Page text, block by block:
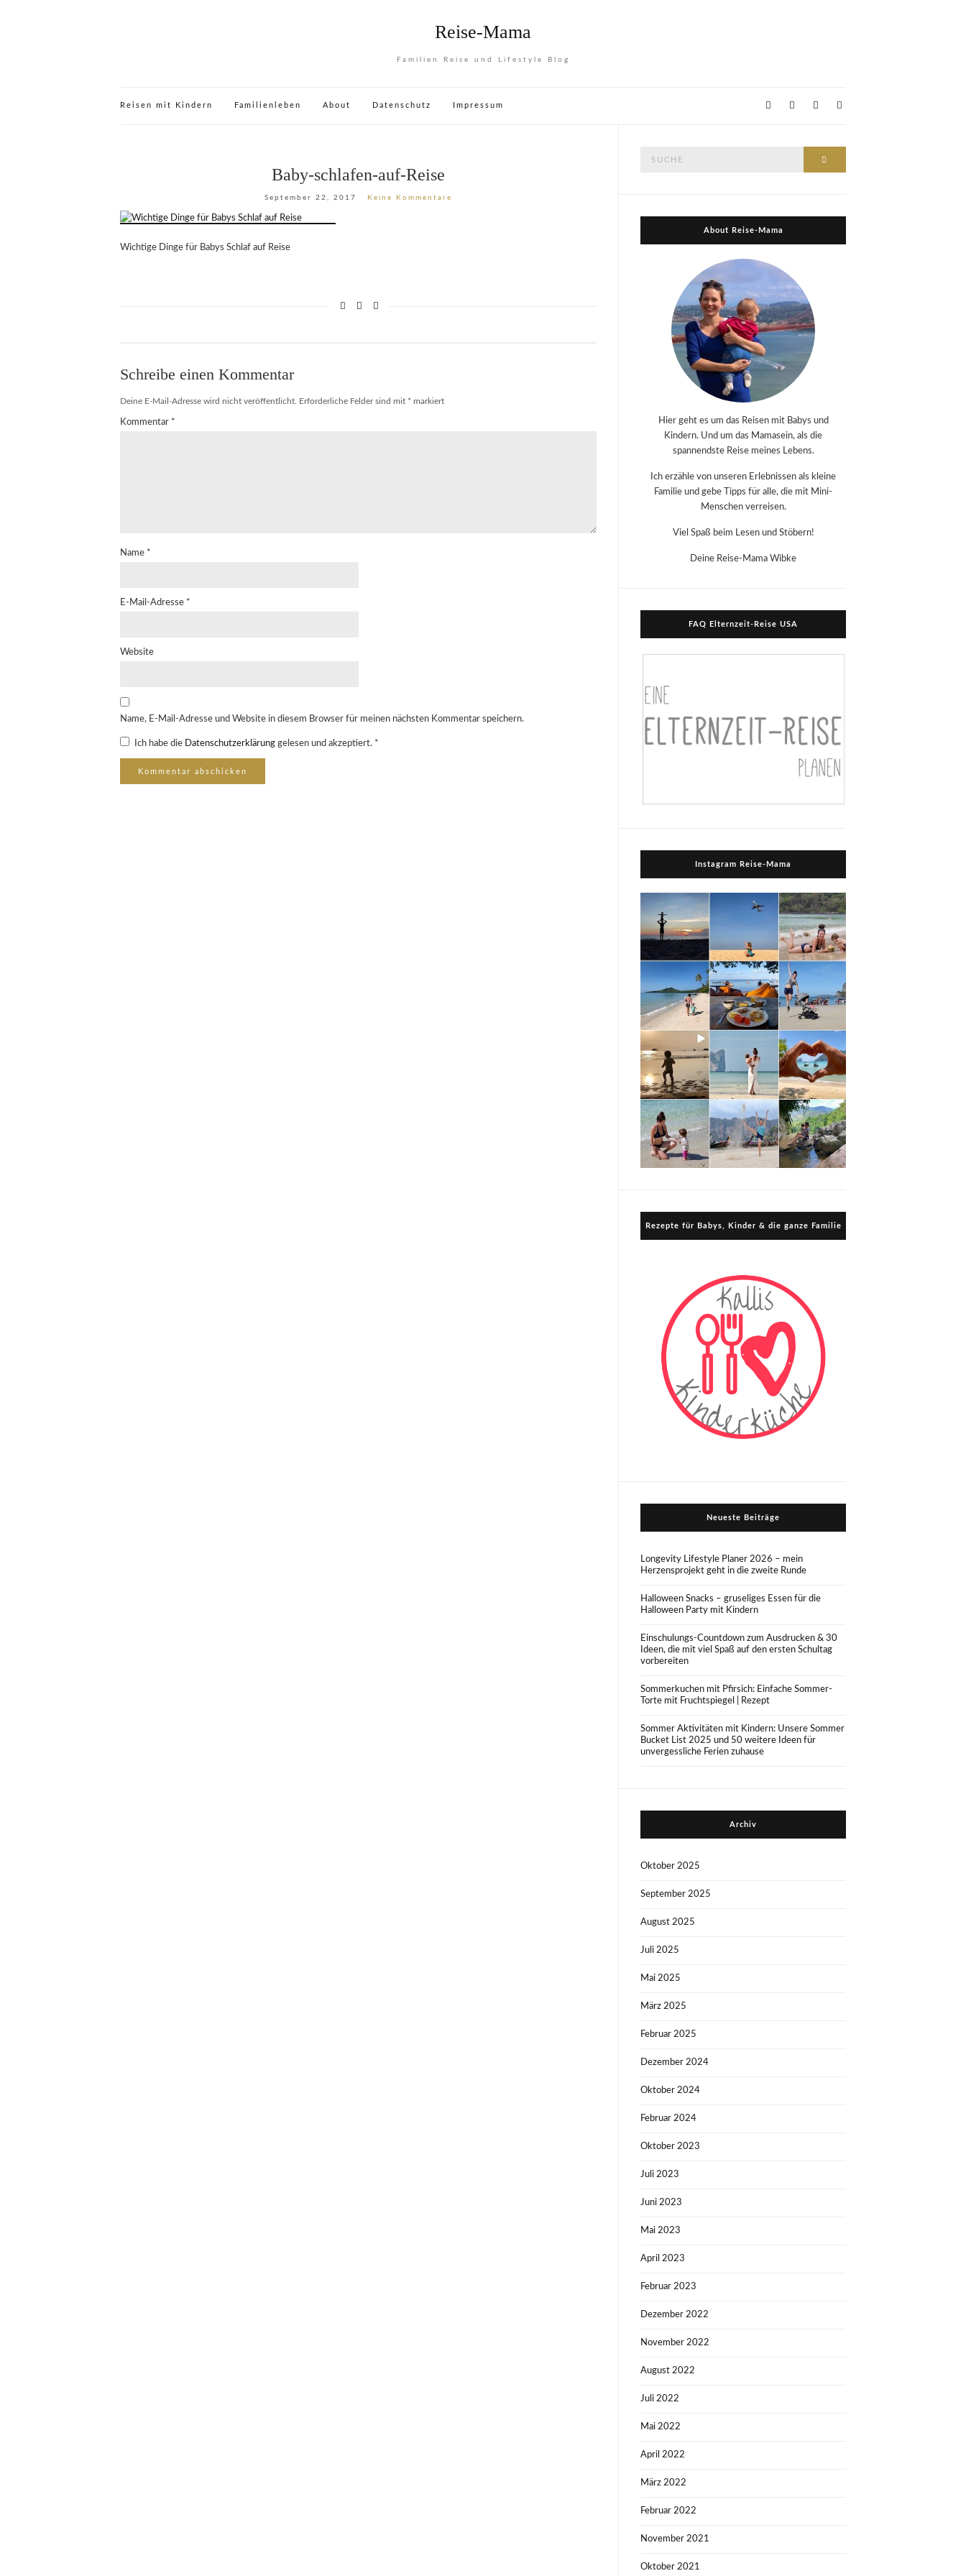
Reise-Mama
Familien Reise und Lifestyle Blog
Reisen mit Kindern Familienleben About Datenschutz Impressum
Baby-schlafen-auf-Reise
September 22, 2017 Keine Kommentare
Wichtige Dinge für Babys Schlaf auf Reise
Schreibe einen Kommentar
Deine E-Mail-Adresse wird nicht veröffentlicht. Erforderliche Felder sind mit * markiert
Kommentar *
Name *
E-Mail-Adresse *
Website
Name, E-Mail-Adresse und Website in diesem Browser für meinen nächsten Kommentar speichern.
Ich habe die Datenschutzerklärung gelesen und akzeptiert. *
About Reise-Mama
Hier geht es um das Reisen mit Babys und
Kindern. Und um das Mamasein, als die
spannendste Reise meines Lebens.
Ich erzähle von unseren Erlebnissen als kleine
Familie und gebe Tipps für alle, die mit Mini-
Menschen verreisen.
Viel Spaß beim Lesen und Stöbern!
Deine Reise-Mama Wibke
FAQ Elternzeit-Reise USA
Instagram Reise-Mama
Rezepte für Babys, Kinder & die ganze Familie
Neueste Beiträge
Longevity Lifestyle Planer 2026 – mein
Herzensprojekt geht in die zweite Runde
Halloween Snacks – gruseliges Essen für die
Halloween Party mit Kindern
Einschulungs-Countdown zum Ausdrucken & 30
Ideen, die mit viel Spaß auf den ersten Schultag
vorbereiten
Sommerkuchen mit Pfirsich: Einfache Sommer-
Torte mit Fruchtspiegel | Rezept
Sommer Aktivitäten mit Kindern: Unsere Sommer
Bucket List 2025 und 50 weitere Ideen für
unvergessliche Ferien zuhause
Archiv
Oktober 2025
September 2025
August 2025
Juli 2025
Mai 2025
März 2025
Februar 2025
Dezember 2024
Oktober 2024
Februar 2024
Oktober 2023
Juli 2023
Juni 2023
Mai 2023
April 2023
Februar 2023
Dezember 2022
November 2022
August 2022
Juli 2022
Mai 2022
April 2022
März 2022
Februar 2022
November 2021
Oktober 2021